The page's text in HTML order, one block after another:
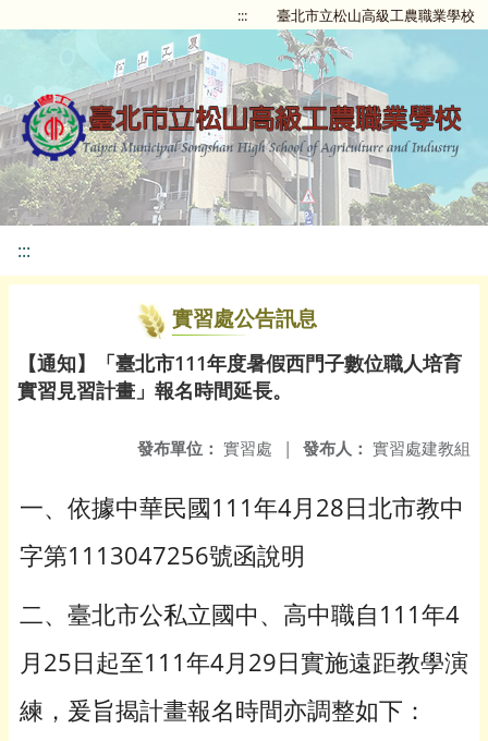
::: 臺北市立松山高級工農職業學校
:::
實習處公告訊息
【通知】「臺北市111年度暑假西門子數位職人培育
實習見習計畫」報名時間延長。
發布人： 實習處建教組
發布單位： 實習處 |
一、依據中華民國111年4月28日北市教中
字第1113047256號函說明
二、臺北市公私立國中、高中職自111年4
月25日起至111年4月29日實施遠距教學演
練，爰旨揭計畫報名時間亦調整如下：